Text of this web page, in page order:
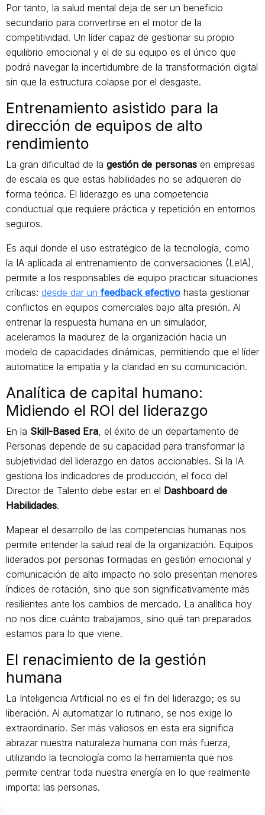
Por tanto, la salud mental deja de ser un beneficio
secundario para convertirse en el motor de la
competitividad. Un líder capaz de gestionar su propio
equilibrio emocional y el de su equipo es el único que
podrá navegar la incertidumbre de la transformación digital
sin que la estructura colapse por el desgaste.
Entrenamiento asistido para la
dirección de equipos de alto
rendimiento
La gran dificultad de la gestión de personas en empresas
de escala es que estas habilidades no se adquieren de
forma teórica. El liderazgo es una competencia
conductual que requiere práctica y repetición en entornos
seguros.
Es aquí donde el uso estratégico de la tecnología, como
la IA aplicada al entrenamiento de conversaciones (LeIA),
permite a los responsables de equipo practicar situaciones
críticas: desde dar un feedback efectivo hasta gestionar
conflictos en equipos comerciales bajo alta presión. Al
entrenar la respuesta humana en un simulador,
aceleramos la madurez de la organización hacia un
modelo de capacidades dinámicas, permitiendo que el líder
automatice la empatía y la claridad en su comunicación.
Analítica de capital humano:
Midiendo el ROI del liderazgo
En la Skill-Based Era, el éxito de un departamento de
Personas depende de su capacidad para transformar la
subjetividad del liderazgo en datos accionables. Si la IA
gestiona los indicadores de producción, el foco del
Director de Talento debe estar en el Dashboard de
Habilidades.
Mapear el desarrollo de las competencias humanas nos
permite entender la salud real de la organización. Equipos
liderados por personas formadas en gestión emocional y
comunicación de alto impacto no solo presentan menores
índices de rotación, sino que son significativamente más
resilientes ante los cambios de mercado. La analítica hoy
no nos dice cuánto trabajamos, sino qué tan preparados
estamos para lo que viene.
El renacimiento de la gestión
humana
La Inteligencia Artificial no es el fin del liderazgo; es su
liberación. Al automatizar lo rutinario, se nos exige lo
extraordinario. Ser más valiosos en esta era significa
abrazar nuestra naturaleza humana con más fuerza,
utilizando la tecnología como la herramienta que nos
permite centrar toda nuestra energía en lo que realmente
importa: las personas.